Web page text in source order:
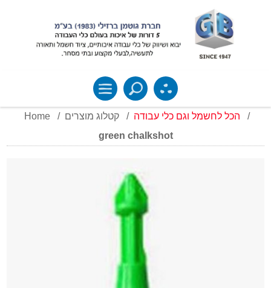
Home / קטלוג מוצרים / הכל לחשמל וגם כלי עבודה
/
green chalkshot